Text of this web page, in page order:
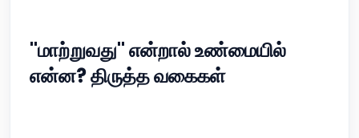
"மாற்றுவது" என்றால் உண்மையில்
என்ன? திருத்த வகைகள்